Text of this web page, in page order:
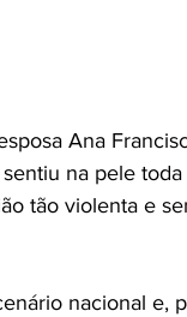
Ana
na pele
tão violenta e
nacional e,